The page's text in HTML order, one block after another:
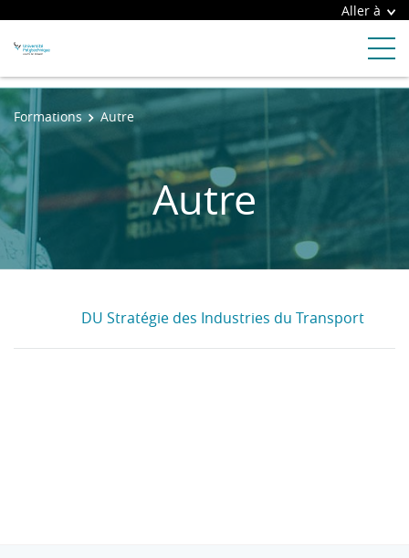
Aller à
Formations Autre
Autre
DU Stratégie des Industries du Transport